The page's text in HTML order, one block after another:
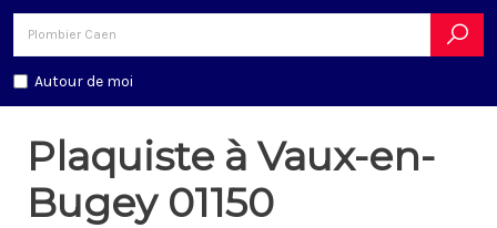
Autour de moi
Plaquiste à Vaux-en-
Bugey 01150